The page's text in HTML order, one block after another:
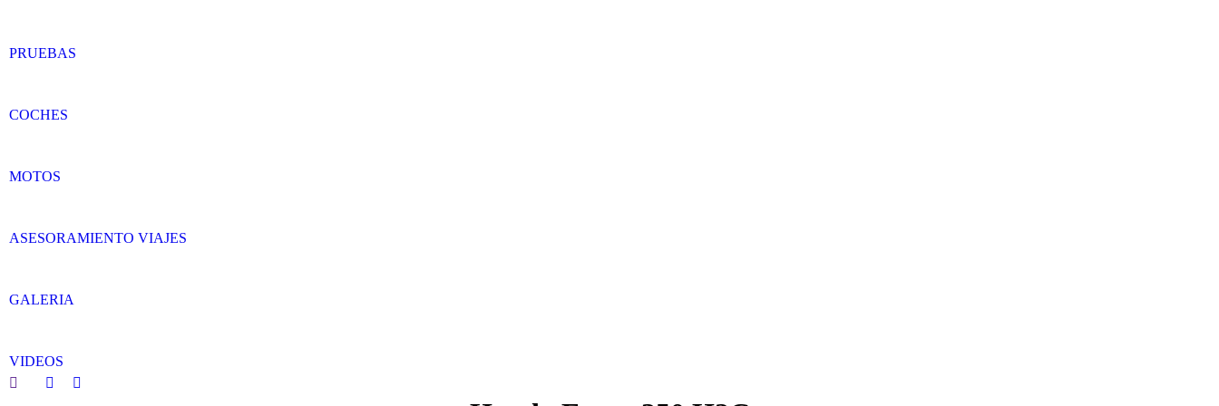
PRUEBAS
COCHES
MOTOS
ASESORAMIENTO VIAJES
GALERIA
VIDEOS
Search:
Facebook
Twitter